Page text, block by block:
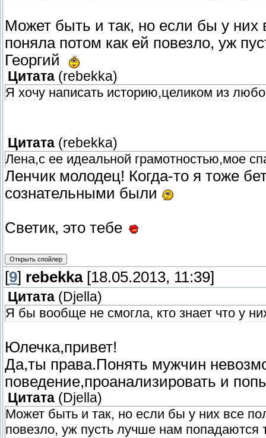
Может быть и так, но если бы у них
поняла потом как ей повезло, уж
Георгий
Цитата (rebekka)
Я хочу написать историю,целиком из
Цитата (rebekka)
Лена,с ее идеальной грамотностью,мое
Ленчик молодец! Когда-то я тоже
сознательными были
Светик, это тебе
[9] rebekka[18.05.2013, 11:39]
Цитата ( Djella)
Я бы вообще не смогла, кто знает что у
Юлечка,привет!
Да,ты права.Понять мужчин
поведение,проанализировать и
Цитата ( Djella)
Может быть и так, но если бы у них все
повезло, уж пусть лучше нам попадаются